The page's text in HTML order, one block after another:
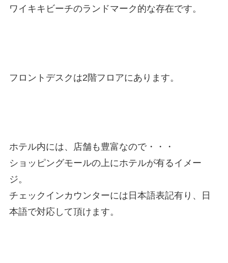
ワイキキビーチのランドマーク的な存在です。
フロントデスクは2階フロアにあります。
ホテル内には、店舗も豊富なので・・・
ショッピングモールの上にホテルが有るイメー
ジ。
チェックインカウンターには日本語表記有り、日
本語で対応して頂けます。